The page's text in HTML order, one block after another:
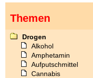
Themen
Drogen
Alkohol
Amphetamin
Aufputschmittel
Cannabis